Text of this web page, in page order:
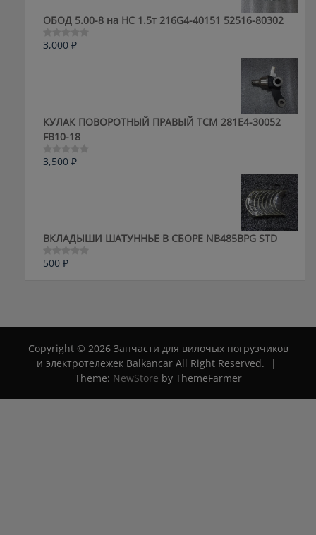
ОБОД 5.00-8 на HC 1.5т 216G4-40151 52516-80302
Оценка
3,000 ₽
КУЛАК ПОВОРОТНЫЙ ПРАВЫЙ ТСМ 281E4-30052
FB10-18
Оценка
3,500 ₽
ВКЛАДЫШИ ШАТУННЬЕ В СБОРЕ NB485BPG STD
Оценка
500 ₽
Copyright © 2026 Запчасти для вилочых погрузчиков
и электротележек Balkancar All Right Reserved.
|
Theme: NewStore by ThemeFarmer